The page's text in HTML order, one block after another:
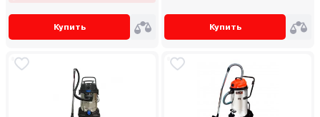
Купить Купить